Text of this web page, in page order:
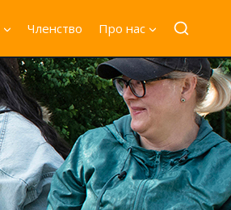
Членство Про нас